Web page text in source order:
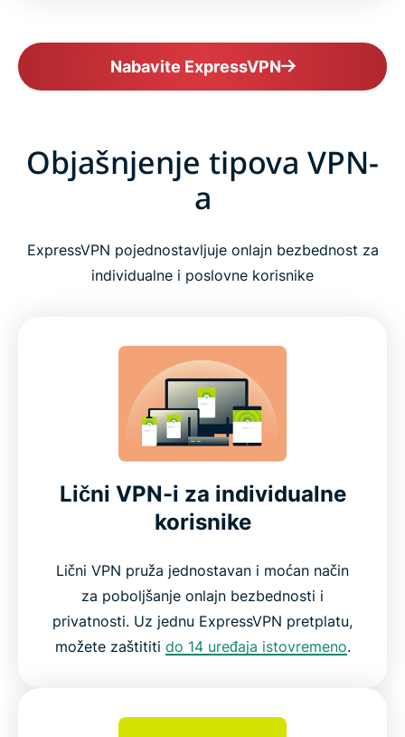
Nabavite ExpressVPN
Objašnjenje tipova VPN-
a
ExpressVPN pojednostavljuje onlajn bezbednost za
individualne i poslovne korisnike
Lični VPN-i za individualne
korisnike
Lični VPN pruža jednostavan i moćan način
za poboljšanje onlajn bezbednosti i
privatnosti. Uz jednu ExpressVPN pretplatu,
možete zaštititi do 14 uređaja istovremeno.